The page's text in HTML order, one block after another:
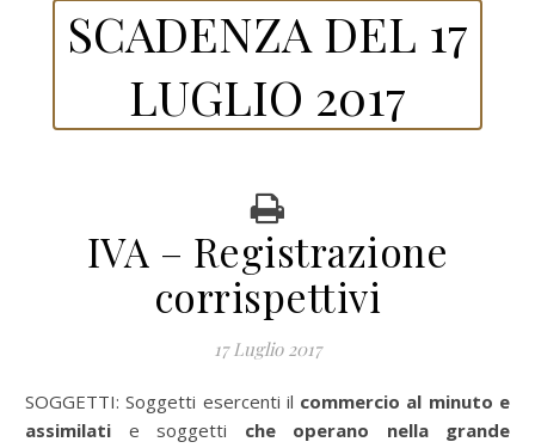
SCADENZA DEL 17
LUGLIO 2017
IVA – Registrazione
corrispettivi
17 Luglio 2017
SOGGETTI: Soggetti esercenti il commercio al minuto e
assimilati e soggetti che operano nella grande